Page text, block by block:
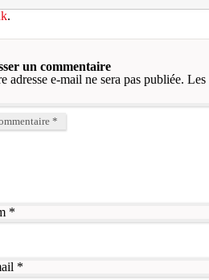
.
un commentaire
adresse e-mail ne sera pas publiée. Les
*
*
*